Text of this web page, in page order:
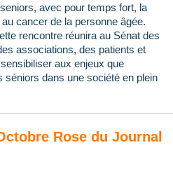
avec pour temps fort, la
cancer de la personne âgée.
rencontre réunira au Sénat des
associations, des patients et
aux enjeux que
séniors dans une société en plein
Rose du Journal